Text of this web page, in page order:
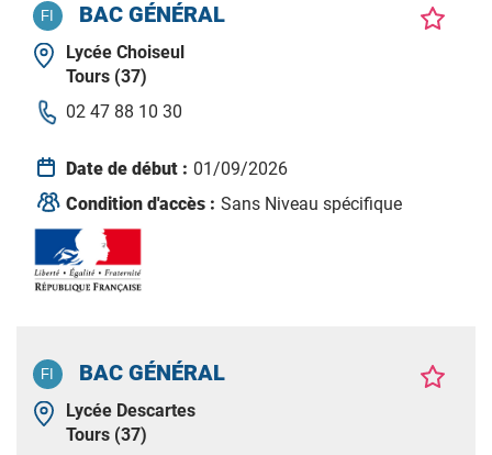
BAC GÉNÉRAL
Lycée Choiseul
Tours (37)
02 47 88 10 30
Date de début : 01/09/2026
Condition d'accès : Sans Niveau spécifique
BAC GÉNÉRAL
Lycée Descartes
Tours (37)